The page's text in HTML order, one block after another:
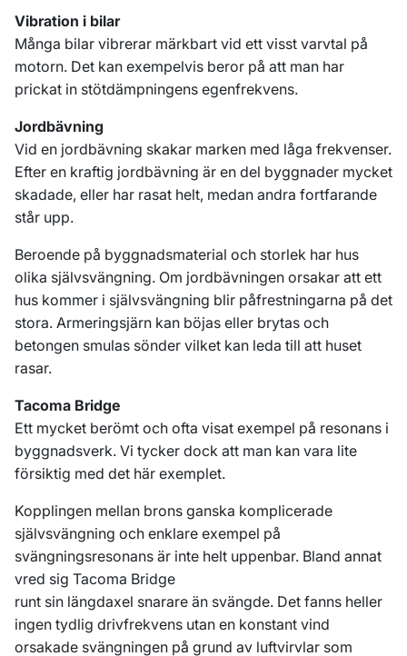
Vibration i bilar
Många bilar vibrerar märkbart vid ett visst varvtal på
motorn. Det kan exempelvis beror på att man har
prickat in stötdämpningens egenfrekvens.
Jordbävning
Vid en jordbävning skakar marken med låga frekvenser.
Efter en kraftig jordbävning är en del byggnader mycket
skadade, eller har rasat helt, medan andra fortfarande
står upp.
Beroende på byggnadsmaterial och storlek har hus
olika självsvängning. Om jordbävningen orsakar att ett
hus kommer i självsvängning blir påfrestningarna på det
stora. Armeringsjärn kan böjas eller brytas och
betongen smulas sönder vilket kan leda till att huset
rasar.
Tacoma Bridge
Ett mycket berömt och ofta visat exempel på resonans i
byggnadsverk. Vi tycker dock att man kan vara lite
försiktig med det här exemplet.
Kopplingen mellan brons ganska komplicerade
självsvängning och enklare exempel på
svängningsresonans är inte helt uppenbar. Bland annat
vred sig Tacoma Bridge
runt sin längdaxel snarare än svängde. Det fanns heller
ingen tydlig drivfrekvens utan en konstant vind
orsakade svängningen på grund av luftvirvlar som